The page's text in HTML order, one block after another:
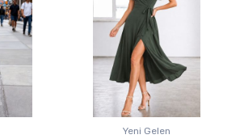
Yeni Gelen